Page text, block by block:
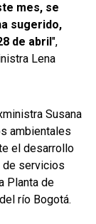
mes, se
sugerido,
de abril ",
Lena
Susana
ambientales
el desarrollo
de servicios
Planta de
río Bogotá.